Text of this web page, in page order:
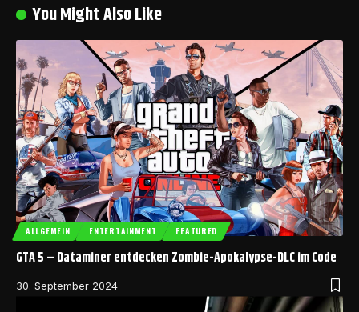
You Might Also Like
ALLGEMEIN ENTERTAINMENT FEATURED
GTA 5 – Dataminer entdecken Zombie-Apokalypse-DLC im Code
30. September 2024